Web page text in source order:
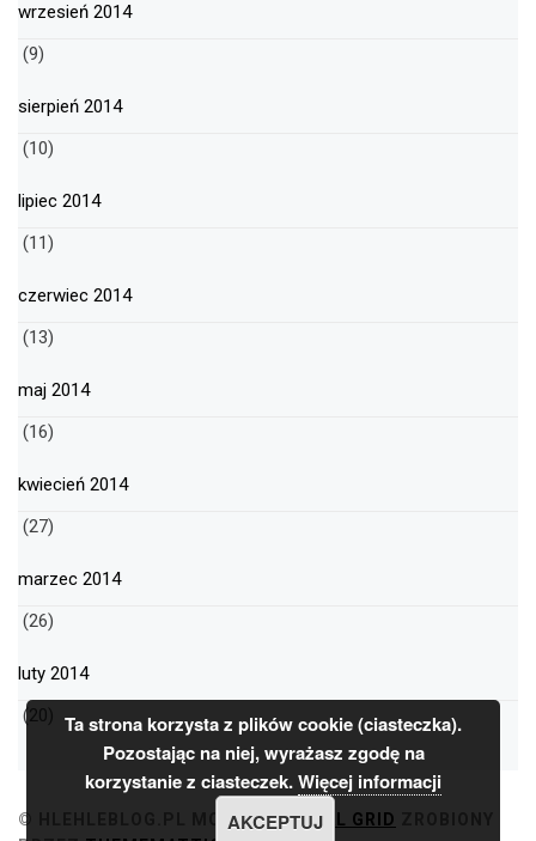
wrzesień 2014
(9)
sierpień 2014
(10)
lipiec 2014
(11)
czerwiec 2014
(13)
maj 2014
(16)
kwiecień 2014
(27)
marzec 2014
(26)
luty 2014
(20)
© HLEHLEBLOG.PL MOTYWMINIMAL GRID
Ta strona korzysta z plików cookie (ciasteczka).
Pozostając na niej, wyrażasz zgodę na
korzystanie z ciasteczek.Więcej informacji
AKCEPTUJ